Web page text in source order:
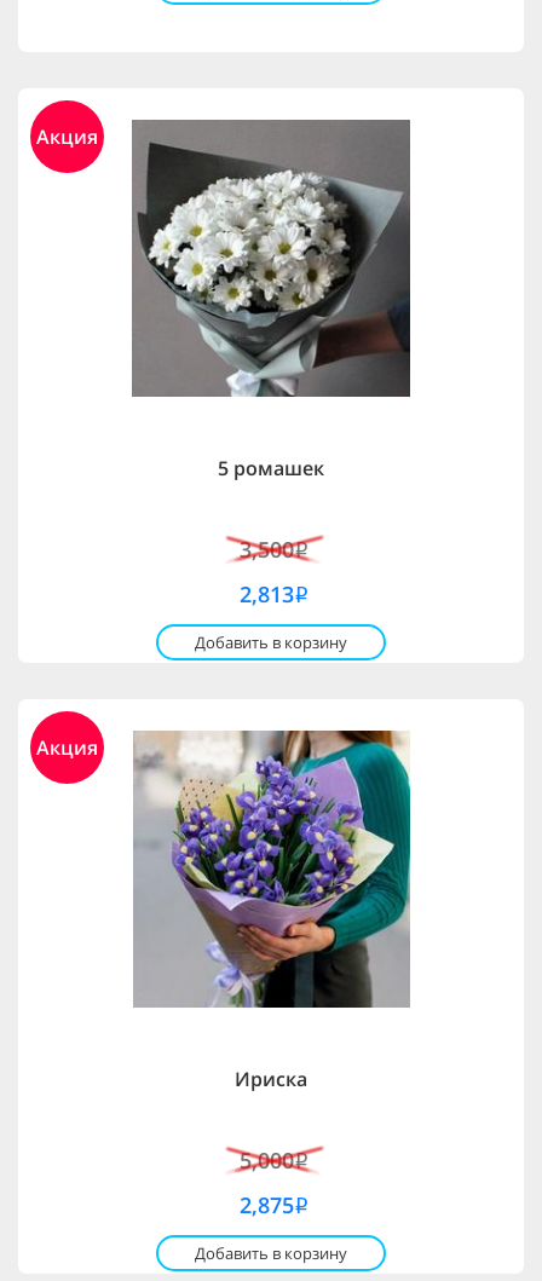
Акция
5 ромашек
3,500i
2,813i
Добавить в корзину
Акция
Ириска
5,000i
2,875i
Добавить в корзину